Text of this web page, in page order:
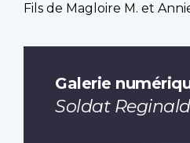
Fils de Magloire M. et
Galerie
Soldat